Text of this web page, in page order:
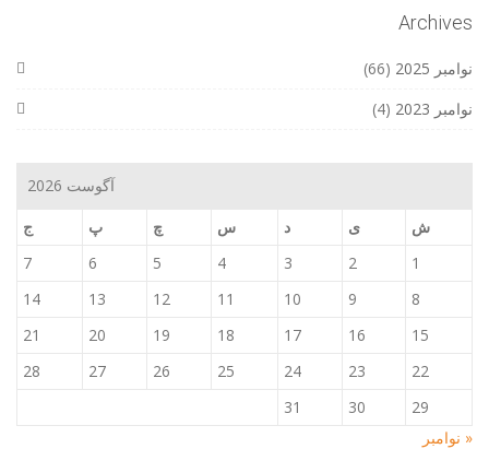
Archives
نوامبر 2025
(66)
نوامبر 2023
(4)
آگوست 2026
ش
ی د س چ پ
ج
1
2
3
4
5
6
7
8
9
10
11
12
13
14
15
16
17
18
19
20
21
22
23
24
25
26
27
28
29
30
31
« نوامبر